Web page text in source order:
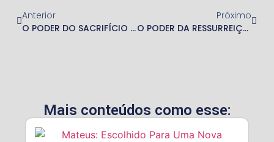
Anterior
O PODER DO SACRIFÍCIO DE JESUS
Próximo
O PODER DA RESSURREIÇÃO DE JESUS
Mais conteúdos como esse: